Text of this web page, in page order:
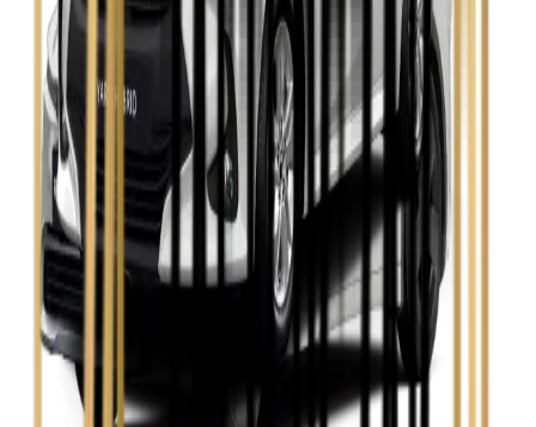
Skoda Kamiq
Zobacz
Skoda Octavia
Zobacz
Toyota Avensis
Zobacz
Toyota Camry
Zobacz
Toyota Corolla